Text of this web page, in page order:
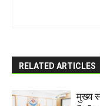
RELATED ARTICLES
मुख्य